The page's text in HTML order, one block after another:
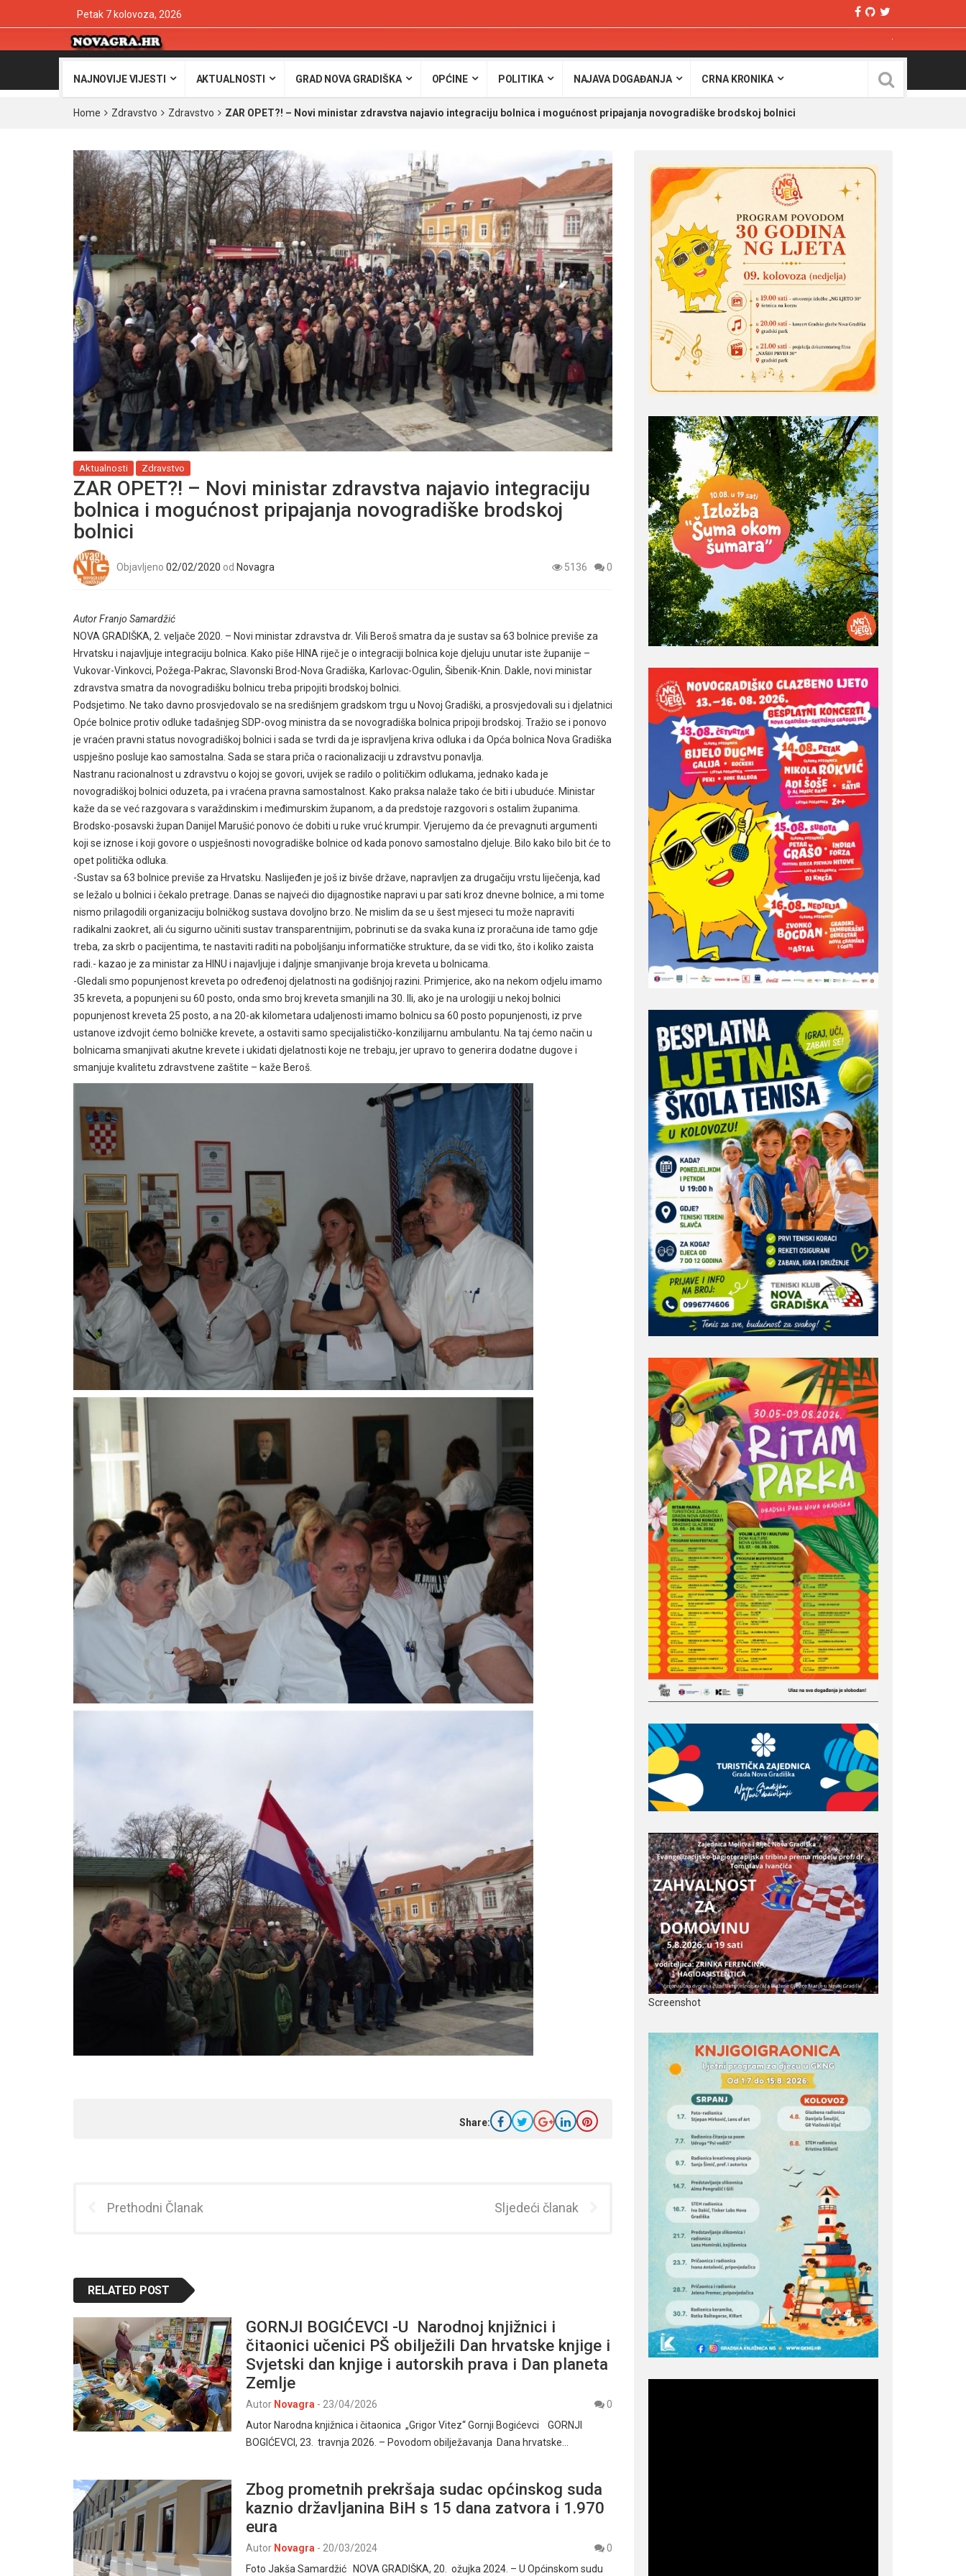
Petak 7 kolovoza, 2026
NAJNOVIJE VIJESTI AKTUALNOSTI GRAD NOVA GRADIŠKA OPĆINE POLITIKA NAJAVA DOGAĐANJA CRNA KRONIKA
Home Zdravstvo Zdravstvo ZAR OPET?! – Novi ministar zdravstva najavio integraciju bolnica i mogućnost pripajanja novogradiške brodskoj bolnici
Aktualnosti Zdravstvo
ZAR OPET?! – Novi ministar zdravstva najavio integraciju
bolnica i mogućnost pripajanja novogradiške brodskoj
bolnici
Objavljeno 02/02/2020 od Novagra 5136 0
Autor Franjo Samardžić
NOVA GRADIŠKA, 2. veljače 2020. – Novi ministar zdravstva dr. Vili Beroš smatra da je sustav sa 63 bolnice previše za
Hrvatsku i najavljuje integraciju bolnica. Kako piše HINA riječ je o integraciji bolnica koje djeluju unutar iste županije –
Vukovar-Vinkovci, Požega-Pakrac, Slavonski Brod-Nova Gradiška, Karlovac-Ogulin, Šibenik-Knin. Dakle, novi ministar
zdravstva smatra da novogradišku bolnicu treba pripojiti brodskoj bolnici.
Podsjetimo. Ne tako davno prosvjedovalo se na središnjem gradskom trgu u Novoj Gradiški, a prosvjedovali su i djelatnici
Opće bolnice protiv odluke tadašnjeg SDP-ovog ministra da se novogradiška bolnica pripoji brodskoj. Tražio se i ponovo
je vraćen pravni status novogradiškoj bolnici i sada se tvrdi da je ispravljena kriva odluka i da Opća bolnica Nova Gradiška
uspješno posluje kao samostalna. Sada se stara priča o racionalizaciji u zdravstvu ponavlja.
Nastranu racionalnost u zdravstvu o kojoj se govori, uvijek se radilo o političkim odlukama, jednako kada je
novogradiškoj bolnici oduzeta, pa i vraćena pravna samostalnost. Kako praksa nalaže tako će biti i ubuduće. Ministar
kaže da se već razgovara s varaždinskim i međimurskim županom, a da predstoje razgovori s ostalim županima.
Brodsko-posavski župan Danijel Marušić ponovo će dobiti u ruke vruć krumpir. Vjerujemo da će prevagnuti argumenti
koji se iznose i koji govore o uspješnosti novogradiške bolnice od kada ponovo samostalno djeluje. Bilo kako bilo bit će to
opet politička odluka.
-Sustav sa 63 bolnice previše za Hrvatsku. Naslijeđen je još iz bivše države, napravljen za drugačiju vrstu liječenja, kad
se ležalo u bolnici i čekalo pretrage. Danas se najveći dio dijagnostike napravi u par sati kroz dnevne bolnice, a mi tome
nismo prilagodili organizaciju bolničkog sustava dovoljno brzo. Ne mislim da se u šest mjeseci tu može napraviti
radikalni zaokret, ali ću sigurno učiniti sustav transparentnijim, pobrinuti se da svaka kuna iz proračuna ide tamo gdje
treba, za skrb o pacijentima, te nastaviti raditi na poboljšanju informatičke strukture, da se vidi tko, što i koliko zaista
radi.- kazao je za ministar za HINU i najavljuje i daljnje smanjivanje broja kreveta u bolnicama.
-Gledali smo popunjenost kreveta po određenoj djelatnosti na godišnjoj razini. Primjerice, ako na nekom odjelu imamo
35 kreveta, a popunjeni su 60 posto, onda smo broj kreveta smanjili na 30. Ili, ako je na urologiji u nekoj bolnici
popunjenost kreveta 25 posto, a na 20-ak kilometara udaljenosti imamo bolnicu sa 60 posto popunjenosti, iz prve
ustanove izdvojit ćemo bolničke krevete, a ostaviti samo specijalističko-konzilijarnu ambulantu. Na taj ćemo način u
bolnicama smanjivati akutne krevete i ukidati djelatnosti koje ne trebaju, jer upravo to generira dodatne dugove i
smanjuje kvalitetu zdravstvene zaštite – kaže Beroš.
Share:
Prethodni Članak Sljedeći članak
RELATED POST
GORNJI BOGIĆEVCI -U Narodnoj knjižnici i
čitaonici učenici PŠ obilježili Dan hrvatske knjige i
Svjetski dan knjige i autorskih prava i Dan planeta
Zemlje
Autor Novagra - 23/04/2026
0
Autor Narodna knjižnica i čitaonica „Grigor Vitez“ Gornji Bogićevci GORNJI
BOGIĆEVCI, 23. travnja 2026. – Povodom obilježavanja Dana hrvatske…
Zbog prometnih prekršaja sudac općinskog suda
kaznio državljanina BiH s 15 dana zatvora i 1.970
eura
Autor Novagra - 20/03/2024
0
Foto Jakša Samardžić NOVA GRADIŠKA, 20. ožujka 2024. – U Općinskom sudu
Screenshot